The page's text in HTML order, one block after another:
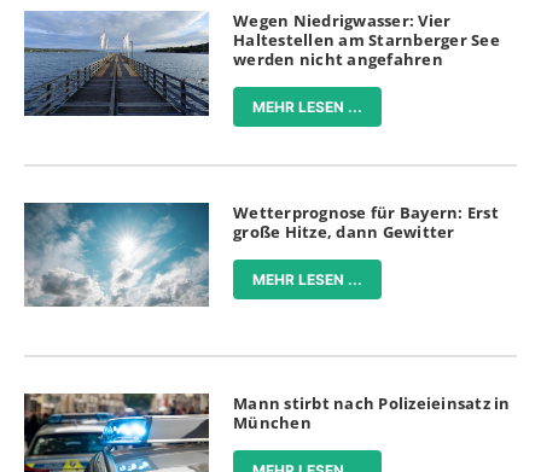
Wegen Niedrigwasser: Vier
Haltestellen am Starnberger See
werden nicht angefahren
MEHR LESEN ...
Wetterprognose für Bayern: Erst
große Hitze, dann Gewitter
MEHR LESEN ...
Mann stirbt nach Polizeieinsatz in
München